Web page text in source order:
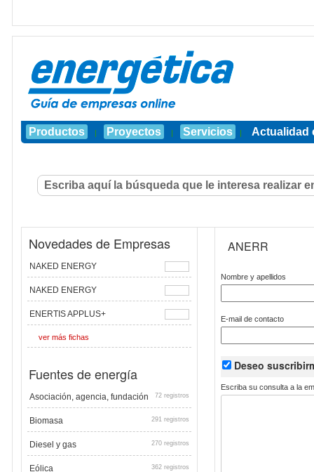
Productos | Proyectos | Servicios | Actualidad
Novedades de Empresas
NAKED ENERGY
NAKED ENERGY
ENERTIS APPLUS+
ver más fichas
Fuentes de energía
Asociación, agencia, fundación 72 registros
Biomasa 291 registros
Diesel y gas 270 registros
Eólica 362 registros
ANERR
Nombre y apellidos
E-mail de contacto
Deseo
Escriba su consulta a la